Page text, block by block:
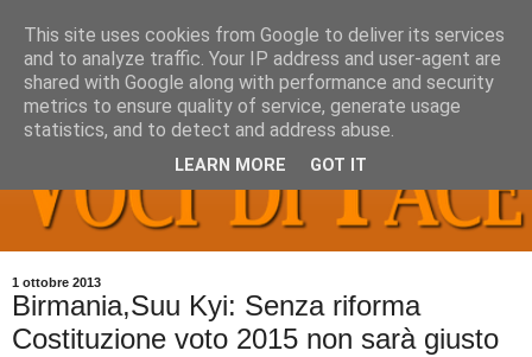
1 ottobre 2013
Birmania,Suu Kyi: Senza riforma
Costituzione voto 2015 non sarà giusto
This site uses cookies from Google to deliver its services
and to analyze traffic. Your IP address and user-agent are
shared with Google along with performance and security
metrics to ensure quality of service, generate usage
statistics, and to detect and address abuse.
LEARN MORE GOT IT